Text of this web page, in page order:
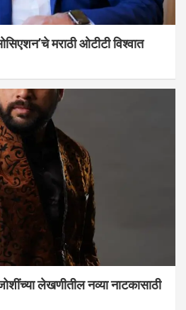
मराठी ओटीटी विश्वात
लेखणीतील नव्या नाटकासाठी